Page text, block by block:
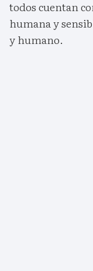
todos cuentan
humana y
y humano.